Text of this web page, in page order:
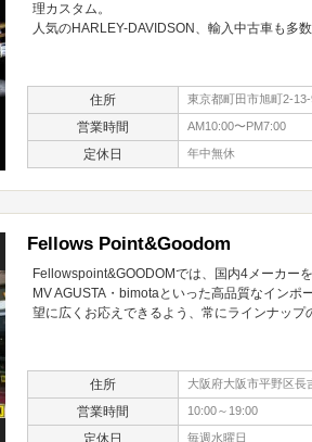
理カスタム。
人気のHARLEY-DAVIDSON、輸入中古車も多
住所 東京都町田市旭町2-
営業時間 AM10:00〜PM7:00
定休日 年中無休
Fellows Point&Goodom
Fellowspoint&GOODOMでは、国内4メーカー
MV AGUSTA・bimotaといった高品質なインポ
望に広くお応えできるよう、常にラインナップ
住所 大阪府大阪市平野区長
営業時間 10:00～19:00
定休日 毎週水曜日